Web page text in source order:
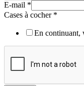
E-mail *
Cases à cocher *
En continuant,